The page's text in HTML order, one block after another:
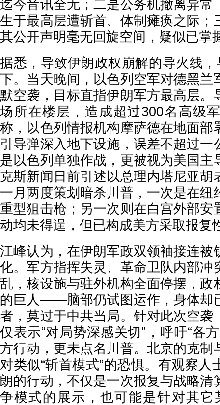
迄今音讯全无；二是公务机撤离异常
生于最高层遭斩首、体制瘫痪之际；
其公开声明毫无回旋空间，疑似已掌
据悉，导致伊朗政权崩解的导火线
下。当天晚间，以色列空军对德黑兰
默空袭，目标直指伊朗军方最高层。
场所在楼层，造成超过300名高级
称，以色列情报机构摩萨德在地面部
引导弹深入地下设施，误差不超过一
是以色列单独作战，更被视为美国主
克斯新闻日前引述以总理内塔尼亚胡
一月两度策划暗杀川普，一次是在纽
重型狙击枪；另一次则在白宫外部安
动均未得逞，但已构成美方采取报复
江峰认为，在伊朗军政双领袖接连被
化。军方指挥失灵、革命卫队内部冲
乱，核设施与驻外机构全面停摆，政
的巨人——脑部仍试图运作，身体却
者，莫过于中共当局。针对此次空袭
仅表示“对局势深感关切”，呼吁“各
方行动，更未点名川普。北京的克制
对类似“斩首模式”的恐惧。有观察人
朗的行动，不仅是一次报复与战略清
争模式的展示，也可能是针对其它